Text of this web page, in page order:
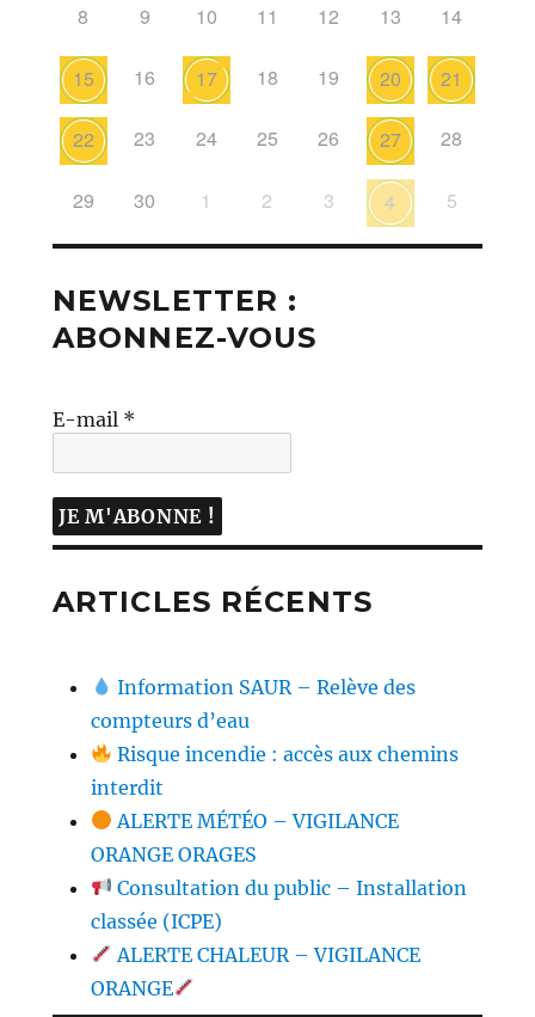
8 9 10 11 12 13 14
15 16 17 18 19 20 21
22 23 24 25 26 27 28
29 30 1 2 3 4 5
NEWSLETTER :
ABONNEZ-VOUS
E-mail *
ARTICLES RÉCENTS
Information SAUR – Relève des
compteurs d’eau
Risque incendie : accès aux chemins
interdit
ALERTE MÉTÉO – VIGILANCE
ORANGE ORAGES
Consultation du public – Installation
classée (ICPE)
ALERTE CHALEUR – VIGILANCE
ORANGE